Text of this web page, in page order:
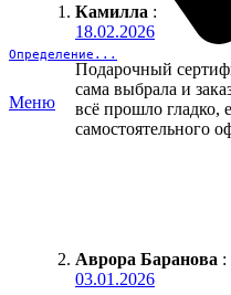
Определение...
Меню
Камилла :
18.02.2026
Подарочный
сама выбрала и
всё прошло гладко,
самостоятельного
Аврора Баранова :
03.01.2026